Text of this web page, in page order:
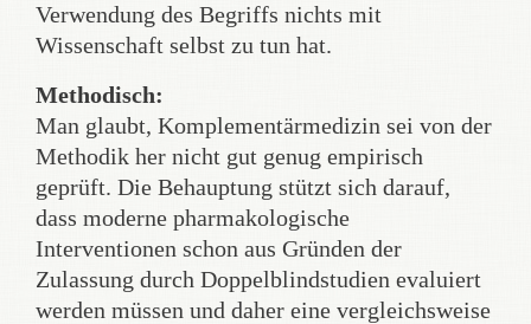
Verwendung des Begriffs nichts mit
Wissenschaft selbst zu tun hat.
Methodisch:
Man glaubt, Komplementärmedizin sei von der
Methodik her nicht gut genug empirisch
geprüft. Die Behauptung stützt sich darauf,
dass moderne pharmakologische
Interventionen schon aus Gründen der
Zulassung durch Doppelblindstudien evaluiert
werden müssen und daher eine vergleichsweise